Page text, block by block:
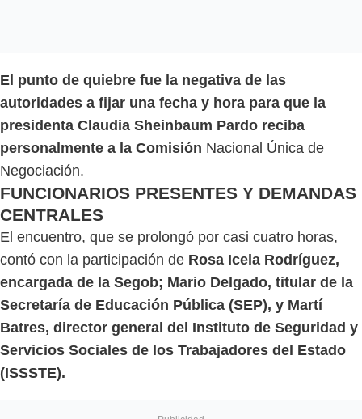
El punto de quiebre fue la negativa de las
autoridades a fijar una fecha y hora para que la
presidenta Claudia Sheinbaum Pardo reciba
personalmente a la Comisión Nacional Única de
Negociación.
FUNCIONARIOS PRESENTES Y DEMANDAS
CENTRALES
El encuentro, que se prolongó por casi cuatro horas,
contó con la participación de Rosa Icela Rodríguez,
encargada de la Segob; Mario Delgado, titular de la
Secretaría de Educación Pública (SEP), y Martí
Batres, director general del Instituto de Seguridad y
Servicios Sociales de los Trabajadores del Estado
(ISSSTE).